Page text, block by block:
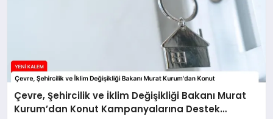
Çevre, Şehircilik ve İklim Değişikliği Bakanı Murat
Kurum’dan Konut Kampanyalarına Destek